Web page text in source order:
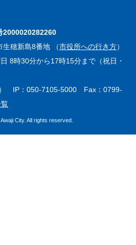
2000020282260
穂新島8番地 （市役所への行き方）
8時30分から17時15分まで（祝日・
IP：050-7105-5000 Fax：0799-
City. All rights reserved.